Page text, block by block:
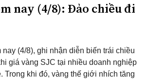
nay (4/8): Đảo chiều đi
nay (4/8), ghi nhận diễn biến trái chiều
giá vàng SJC tại nhiều doanh nghiệp
Trong khi đó, vàng thế giới nhích tăng